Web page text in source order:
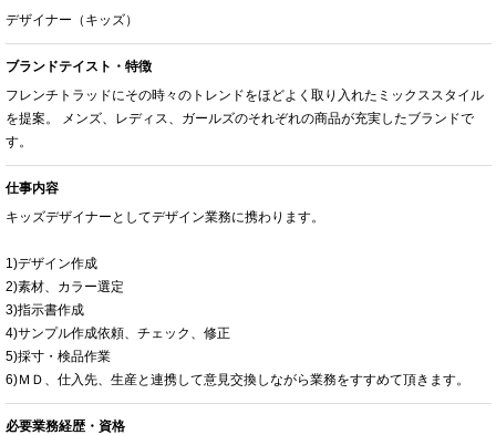
デザイナー（キッズ）
ブランドテイスト・特徴
フレンチトラッドにその時々のトレンドをほどよく取り入れたミックススタイル
を提案。 メンズ、レディス、ガールズのそれぞれの商品が充実したブランドで
す。
仕事内容
キッズデザイナーとしてデザイン業務に携わります。
1)デザイン作成
2)素材、カラー選定
3)指示書作成
4)サンプル作成依頼、チェック、修正
5)採寸・検品作業
6)ＭＤ、仕入先、生産と連携して意見交換しながら業務をすすめて頂きます。
必要業務経歴・資格